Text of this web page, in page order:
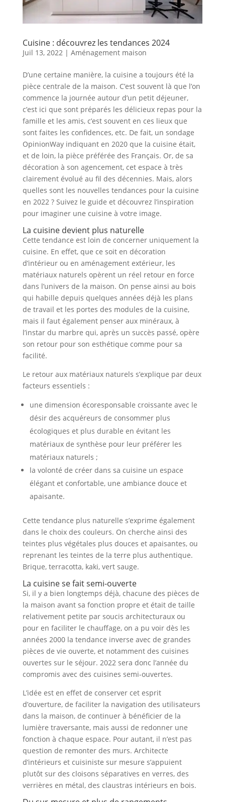
Cuisine : découvrez les tendances 2024
Juil 13, 2022| Aménagement maison
D’une certaine manière, la cuisine a toujours été la
pièce centrale de la maison. C’est souvent là que l’on
commence la journée autour d’un petit déjeuner,
c’est ici que sont préparés les délicieux repas pour la
famille et les amis, c’est souvent en ces lieux que
sont faites les confidences, etc. De fait, un sondage
OpinionWay indiquant en 2020 que la cuisine était,
et de loin, la pièce préférée des Français. Or, de sa
décoration à son agencement, cet espace à très
clairement évolué au fil des décennies. Mais, alors
quelles sont les nouvelles tendances pour la cuisine
en 2022 ? Suivez le guide et découvrez l’inspiration
pour imaginer une cuisine à votre image.
La cuisine devient plus naturelle
Cette tendance est loin de concerner uniquement la
cuisine. En effet, que ce soit en décoration
d’intérieur ou en aménagement extérieur, les
matériaux naturels opèrent un réel retour en force
dans l’univers de la maison. On pense ainsi au bois
qui habille depuis quelques années déjà les plans
de travail et les portes des modules de la cuisine,
mais il faut également penser aux minéraux, à
l’instar du marbre qui, après un succès passé, opère
son retour pour son esthétique comme pour sa
facilité.
Le retour aux matériaux naturels s’explique par deux
facteurs essentiels :
une dimension écoresponsable croissante avec le
désir des acquéreurs de consommer plus
écologiques et plus durable en évitant les
matériaux de synthèse pour leur préférer les
matériaux naturels ;
la volonté de créer dans sa cuisine un espace
élégant et confortable, une ambiance douce et
apaisante.
Cette tendance plus naturelle s’exprime également
dans le choix des couleurs. On cherche ainsi des
teintes plus végétales plus douces et apaisantes, ou
reprenant les teintes de la terre plus authentique.
Brique, terracotta, kaki, vert sauge.
La cuisine se fait semi-ouverte
Si, il y a bien longtemps déjà, chacune des pièces de
la maison avant sa fonction propre et était de taille
relativement petite par soucis architecturaux ou
pour en faciliter le chauffage, on a pu voir dès les
années 2000 la tendance inverse avec de grandes
pièces de vie ouverte, et notamment des cuisines
ouvertes sur le séjour. 2022 sera donc l’année du
compromis avec des cuisines semi-ouvertes.
L’idée est en effet de conserver cet esprit
d’ouverture, de faciliter la navigation des utilisateurs
dans la maison, de continuer à bénéficier de la
lumière traversante, mais aussi de redonner une
fonction à chaque espace. Pour autant, il n’est pas
question de remonter des murs. Architecte
d’intérieurs et cuisiniste sur mesure s’appuient
plutôt sur des cloisons séparatives en verres, des
verrières en métal, des claustras intérieurs en bois.